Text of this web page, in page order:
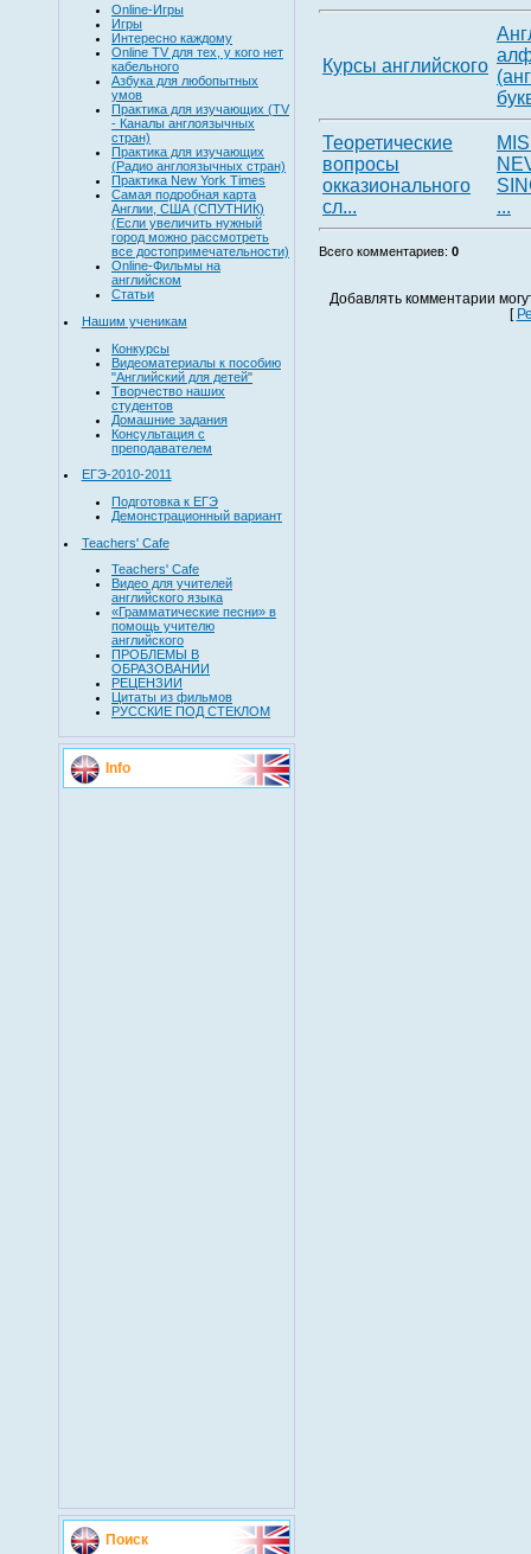
Online-Игры
Игры
Интересно каждому
Online TV для тех, у кого нет
кабельного
Азбука для любопытных
умов
Практика для изучающих (TV
- Каналы англоязычных
стран)
Практика для изучающих
(Радио англоязычных стран)
Практика New York Times
Самая подробная карта
Англии, США (СПУТНИК)
(Если увеличить нужный
город можно рассмотреть
все достопримечательности)
Online-Фильмы на
английском
Статьи
Нашим ученикам
Конкурсы
Видеоматериалы к пособию
"Английский для детей"
Творчество наших
студентов
Домашние задания
Консультация с
преподавателем
ЕГЭ-2010-2011
Подготовка к ЕГЭ
Демонстрационный вариант
Teachers' Cafe
Teachers' Cafe
Видео для учителей
английского языка
«Грамматические песни» в
помощь учителю
английского
ПРОБЛЕМЫ В
ОБРАЗОВАНИИ
РЕЦЕНЗИИ
Цитаты из фильмов
РУССКИЕ ПОД СТЕКЛОМ
Info
Поиск
Курсы английского
Теоретические
вопросы
окказионального
сл...
...
Всего комментариев: 0
Добавлять комментарии
[